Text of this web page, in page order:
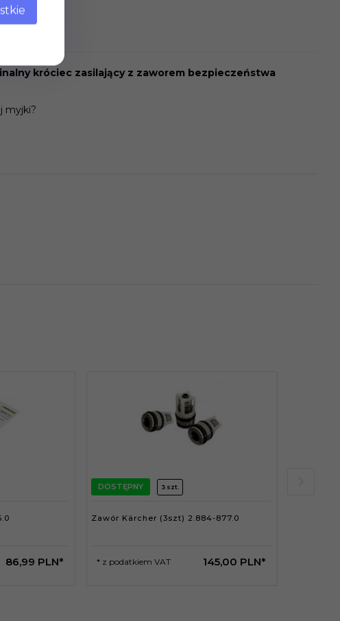
króciec zasilający z zaworem bezpieczeństwa
myjki?
86,99 PLN*
DOSTĘPNY 3 szt.
Zawór Kärcher (3szt) 2.884-877.0
145,00 PLN*
* z podatkiem VAT